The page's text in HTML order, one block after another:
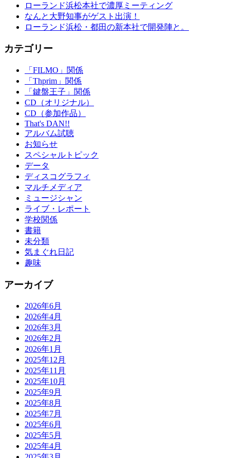
ローランド浜松本社で濃厚ミーティング
なんと大野知事がゲスト出演！
ローランド浜松・都田の新本社で開発陣と。
カテゴリー
「FILMO」関係
「Thprim」関係
「鍵盤王子」関係
CD（オリジナル）
CD（参加作品）
That's DAN!!
アルバム試聴
お知らせ
スペシャルトピック
データ
ディスコグラフィ
マルチメディア
ミュージシャン
ライブ・レポート
学校関係
書籍
未分類
気まぐれ日記
趣味
アーカイブ
2026年6月
2026年4月
2026年3月
2026年2月
2026年1月
2025年12月
2025年11月
2025年10月
2025年9月
2025年8月
2025年7月
2025年6月
2025年5月
2025年4月